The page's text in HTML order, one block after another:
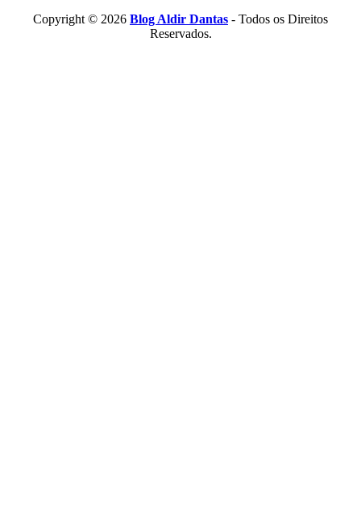
Copyright © 2026 Blog Aldir Dantas - Todos os Direitos
Reservados.